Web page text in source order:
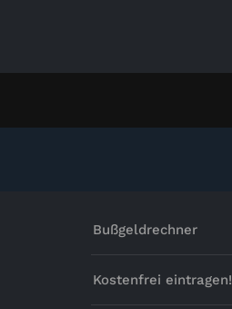
Bußgeldrechner
Kostenfrei eintragen!